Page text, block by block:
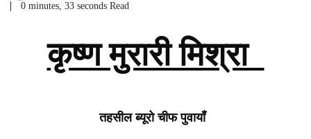
0 minutes, 33 seconds Read
कृष्ण मुरारी मिश्रा
तहसील ब्यूरो चीफ पुवायाँ